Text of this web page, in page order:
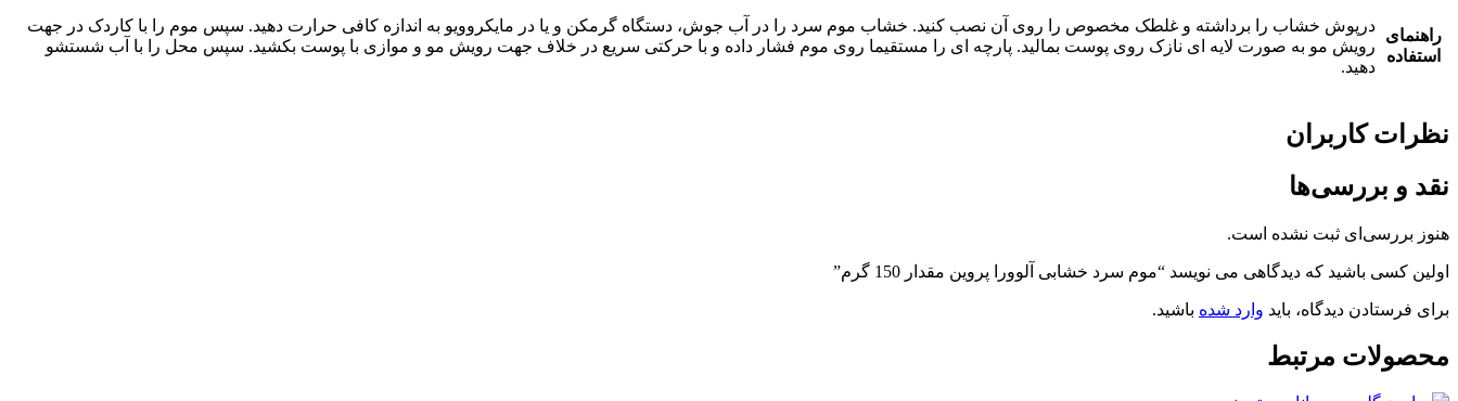
راهنمای
استفاده
درپوش خشاب را برداشته و غلطک مخصوص را روی آن نصب کنید. خشاب موم سرد را در آب جوش، دستگاه گرمکن و یا در مایکروویو به اندازه کافی حرارت دهید. سپس موم را با کاردک در جهت
رویش مو به صورت لایه ای نازک روی پوست بمالید. پارچه ای را مستقیما روی موم فشار داده و با حرکتی سریع در خلاف جهت رویش مو و موازی با پوست بکشید. سپس محل را با آب شستشو
دهید.
نظرات کاربران
نقد و بررسی‌ها
هنوز بررسی‌ای ثبت نشده است.
اولین کسی باشید که دیدگاهی می نویسد “موم سرد خشابی آلوورا پروین مقدار 150 گرم”
برای فرستادن دیدگاه، باید وارد شده باشید.
محصولات مرتبط